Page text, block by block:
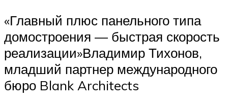
«Главный плюс панельного типа
домостроения — быстрая скорость
реализации»Владимир Тихонов,
младший партнер международного
бюро Blank Architects